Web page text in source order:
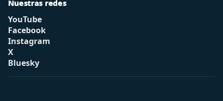
Nuestras redes
YouTube
Facebook
Instagram
X
Bluesky